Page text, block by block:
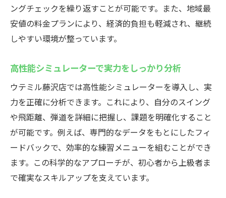
ングチェックを繰り返すことが可能です。また、地域最
安値の料金プランにより、経済的負担も軽減され、継続
しやすい環境が整っています。
高性能シミュレーターで実力をしっかり分析
ウテミル藤沢店では高性能シミュレーターを導入し、実
力を正確に分析できます。これにより、自分のスイング
や飛距離、弾道を詳細に把握し、課題を明確化すること
が可能です。例えば、専門的なデータをもとにしたフィ
ードバックで、効率的な練習メニューを組むことができ
ます。この科学的なアプローチが、初心者から上級者ま
で確実なスキルアップを支えています。